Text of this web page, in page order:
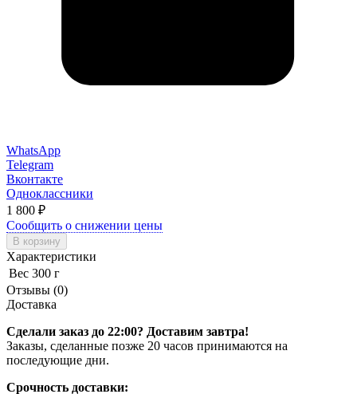
WhatsApp
Telegram
Вконтакте
Одноклассники
1 800 ₽
Сообщить о снижении цены
В корзину
Характеристики
Вес 300 г
Отзывы (0)
Доставка
Сделали заказ до 22:00? Доставим завтра!
Заказы, сделанные позже 20 часов принимаются на
последующие дни.
Срочность доставки: